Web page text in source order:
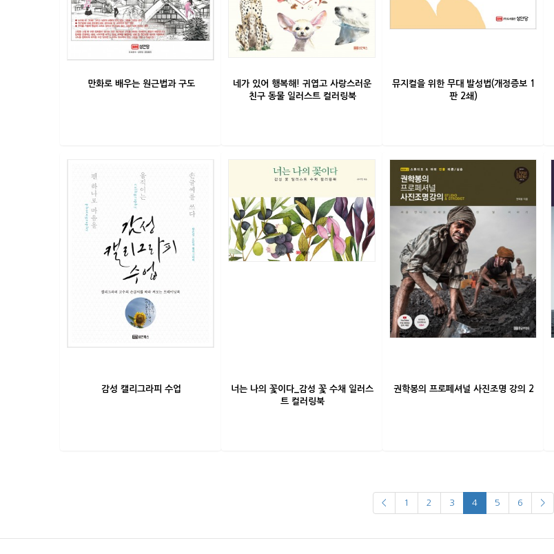
만화로 배우는 원근법과 구도
네가 있어 행복해! 귀엽고 사랑스러운
친구 동물 일러스트 컬러링북
뮤지컬을 위한 무대 발성법(개정증보 1
판 2쇄)
감성 캘리그라피 수업
너는 나의 꽃이다_감성 꽃 수채 일러스
트 컬러링북
권학봉의 프로페셔널 사진조명 강의 2
< 1 2 3 4 5 6 >